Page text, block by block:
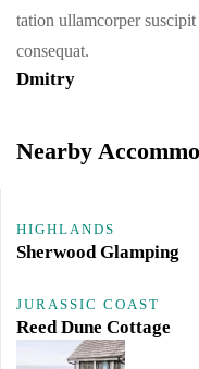
tation ullamcorper
consequat.
Dmitry
Nearby
HIGHLANDS
Sherwood Glamping
JURASSIC COAST
Reed Dune Cottage